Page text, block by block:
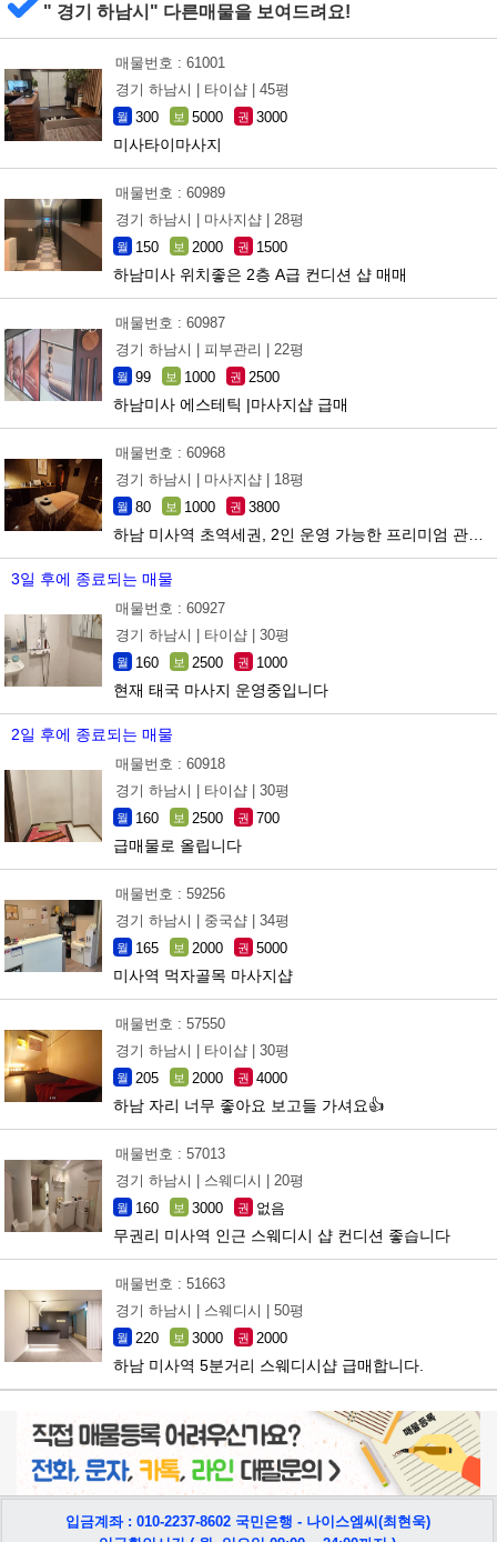
" 경기 하남시" 다른매물을 보여드려요!
매물번호 : 61001
경기 하남시 |
타이샵 | 45평
월 300 보 5000 권 3000
미사타이마사지
매물번호 : 60989
경기 하남시 |
마사지샵 | 28평
월 150 보 2000 권 1500
하남미사 위치좋은 2층 A급 컨디션 샵 매매
매물번호 : 60987
경기 하남시 |
피부관리 | 22평
월 99 보 1000 권 2500
하남미사 에스테틱 |마사지샵 급매
매물번호 : 60968
경기 하남시 |
마사지샵 | 18평
월 80 보 1000 권 3800
3일 후에 종료되는 매물
매물번호 : 60927
경기 하남시 |
타이샵 | 30평
월 160 보 2500 권 1000
현재 태국 마사지 운영중입니다
2일 후에 종료되는 매물
매물번호 : 60918
경기 하남시 |
타이샵 | 30평
월 160 보 2500 권 700
급매물로 올립니다
매물번호 : 59256
경기 하남시 |
중국샵 | 34평
월 165 보 2000 권 5000
미사역 먹자골목 마사지샵
매물번호 : 57550
경기 하남시 |
타이샵 | 30평
월 205 보 2000 권 4000
하남 자리 너무 좋아요 보고들 가셔요👍
매물번호 : 57013
경기 하남시 |
스웨디시 | 20평
월 160 보 3000 권 없음
무권리 미사역 인근 스웨디시 샵 컨디션 좋습니다
매물번호 : 51663
경기 하남시 |
스웨디시 | 50평
월 220 보 3000 권 2000
하남 미사역 5분거리 스웨디시샵 급매합니다.
입금계좌 : 010-2237-8602 국민은행 - 나이스엠씨(최현욱)